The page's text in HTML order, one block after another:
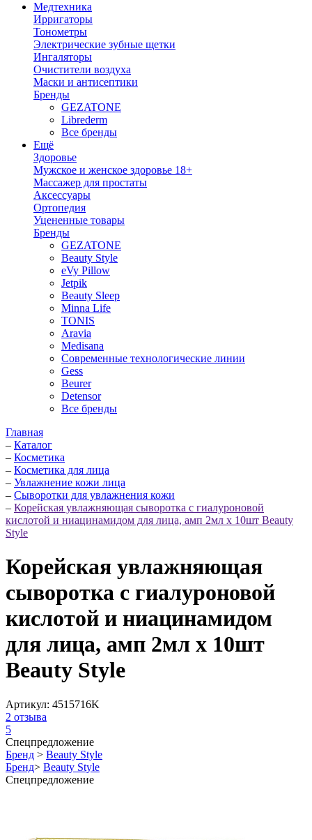
Медтехника
Ирригаторы
Тонометры
Электрические зубные щетки
Ингаляторы
Очистители воздуха
Маски и антисептики
Бренды
GEZATONE
Librederm
Все бренды
Ещё
Здоровье
Мужское и женское здоровье 18+
Массажер для простаты
Аксессуары
Ортопедия
Уцененные товары
Бренды
GEZATONE
Beauty Style
eVy Pillow
Jetpik
Beauty Sleep
Minna Life
TONIS
Aravia
Medisana
Современные технологические линии
Gess
Beurer
Detensor
Все бренды
Главная
– Каталог
– Косметика
– Косметика для лица
– Увлажнение кожи лица
– Сыворотки для увлажнения кожи
– Корейская увлажняющая сыворотка с гиалуроновой
кислотой и ниацинамидом для лица, амп 2мл х 10шт Beauty
Style
Корейская увлажняющая
сыворотка с гиалуроновой
кислотой и ниацинамидом
для лица, амп 2мл х 10шт
Beauty Style
Артикул: 4515716K
2 отзыва
5
Спецпредложение
Бренд > Beauty Style
Бренд> Beauty Style
Спецпредложение